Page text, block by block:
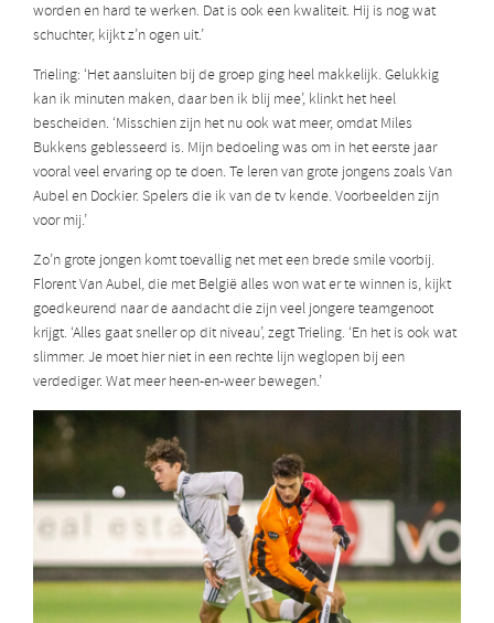
worden en hard te werken. Dat is ook een kwaliteit. Hij is nog wat
schuchter, kijkt z’n ogen uit.’
Trieling: ‘Het aansluiten bij de groep ging heel makkelijk. Gelukkig
kan ik minuten maken, daar ben ik blij mee’, klinkt het heel
bescheiden. ‘Misschien zijn het nu ook wat meer, omdat Miles
Bukkens geblesseerd is. Mijn bedoeling was om in het eerste jaar
vooral veel ervaring op te doen. Te leren van grote jongens zoals Van
Aubel en Dockier. Spelers die ik van de tv kende. Voorbeelden zijn
voor mij.’
Zo’n grote jongen komt toevallig net met een brede smile voorbij.
Florent Van Aubel, die met België alles won wat er te winnen is, kijkt
goedkeurend naar de aandacht die zijn veel jongere teamgenoot
krijgt. ‘Alles gaat sneller op dit niveau’, zegt Trieling. ‘En het is ook wat
slimmer. Je moet hier niet in een rechte lijn weglopen bij een
verdediger. Wat meer heen-en-weer bewegen.’